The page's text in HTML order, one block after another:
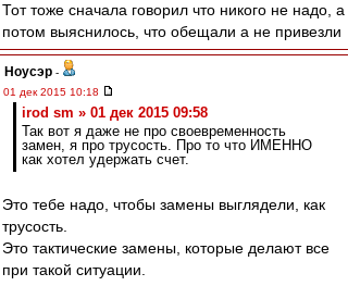
Тот тоже сначала говорил что никого не надо, а
потом выяснилось, что обещали а не привезли
Ноусэр -
01 дек 2015 10:18
irod sm » 01 дек 2015 09:58
Так вот я даже не про своевременность
замен, я про трусость. Про то что ИМЕННО
как хотел удержать счет.
Это тебе надо, чтобы замены выглядели, как
трусость.
Это тактические замены, которые делают все
при такой ситуации.